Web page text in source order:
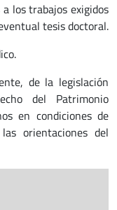
los trabajos exigidos
tesis doctoral.
de la legislación
del Patrimonio
en condiciones de
orientaciones del